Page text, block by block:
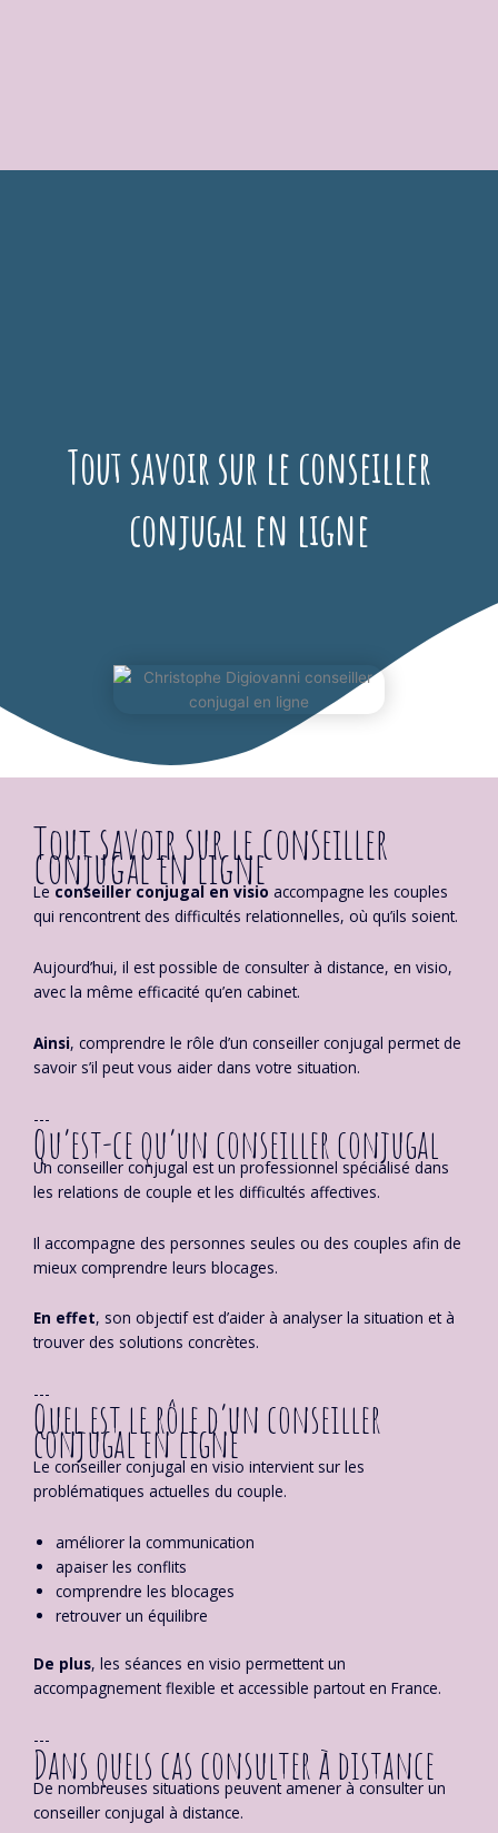
Tout savoir sur le conseiller
conjugal en ligne
Tout savoir sur le conseiller
conjugal en ligne
Leconseiller conjugal en visio accompagne les couples
qui rencontrent des difficultés relationnelles, où qu’ils soient.
Aujourd’hui, il est possible de consulter à distance, en visio,
avec la même efficacité qu’en cabinet.
Ainsi, comprendre le rôle d’un conseiller conjugal permet de
savoir s’il peut vous aider dans votre situation.
---
Qu’est-ce qu’un conseiller conjugal
Un conseiller conjugal est un professionnel spécialisé dans
les relations de couple et les difficultés affectives.
Il accompagne des personnes seules ou des couples afin de
mieux comprendre leurs blocages.
En effet, son objectif est d’aider à analyser la situation et à
trouver des solutions concrètes.
---
Quel est le rôle d’un conseiller
conjugal en ligne
Le conseiller conjugal en visio intervient sur les
problématiques actuelles du couple.
améliorer la communication
apaiser les conflits
comprendre les blocages
retrouver un équilibre
De plus, les séances en visio permettent un
accompagnement flexible et accessible partout en France.
---
Dans quels cas consulter à distance
De nombreuses situations peuvent amener à consulter un
conseiller conjugal à distance.